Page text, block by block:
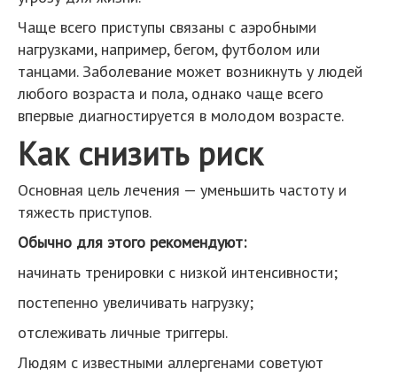
Чаще всего приступы связаны с аэробными
нагрузками, например, бегом, футболом или
танцами. Заболевание может возникнуть у людей
любого возраста и пола, однако чаще всего
впервые диагностируется в молодом возрасте.
Как снизить риск
Основная цель лечения — уменьшить частоту и
тяжесть приступов.
Обычно для этого рекомендуют:
начинать тренировки с низкой интенсивности;
постепенно увеличивать нагрузку;
отслеживать личные триггеры.
Людям с известными аллергенами советуют